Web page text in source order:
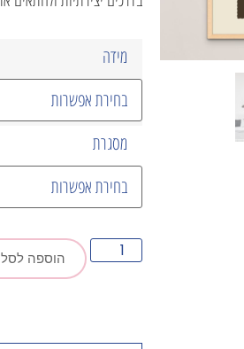
מידה
מסגרת
הוספה לסל